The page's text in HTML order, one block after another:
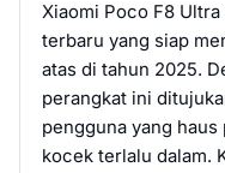
Xiaomi Poco F8
terbaru yang siap
atas di tahun 2025.
perangkat ini
pengguna yang
kocek terlalu dalam.